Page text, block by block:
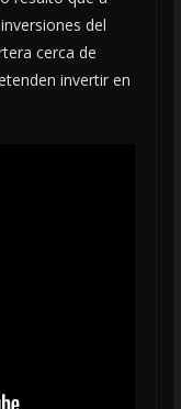
del
cerca de
invertir en